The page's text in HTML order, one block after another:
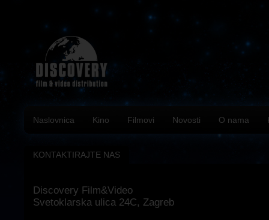
Naslovnica Kino Filmovi Novosti O nama
KONTAKTIRAJTE NAS
Discovery Film&Video
Svetoklarska ulica 24C, Zagreb